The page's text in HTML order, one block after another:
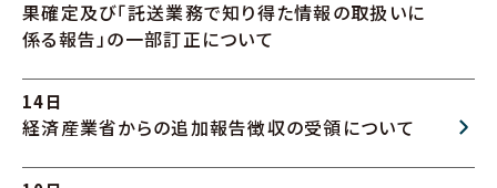
果確定及び「託送業務で知り得た情報の取扱いに
係る報告」の一部訂正について
14日
経済産業省からの追加報告徴収の受領について